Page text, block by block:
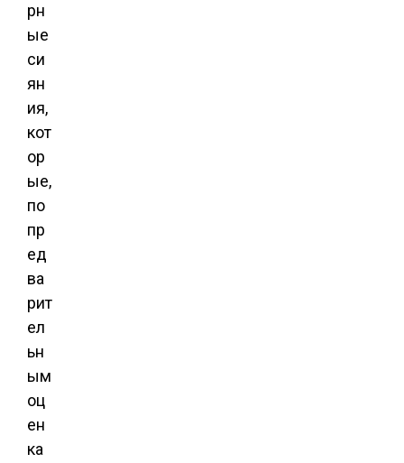
рн
ые
си
ян
ия,
кот
ор
ые,
по
пр
ед
ва
рит
ел
ьн
ым
оц
ен
ка